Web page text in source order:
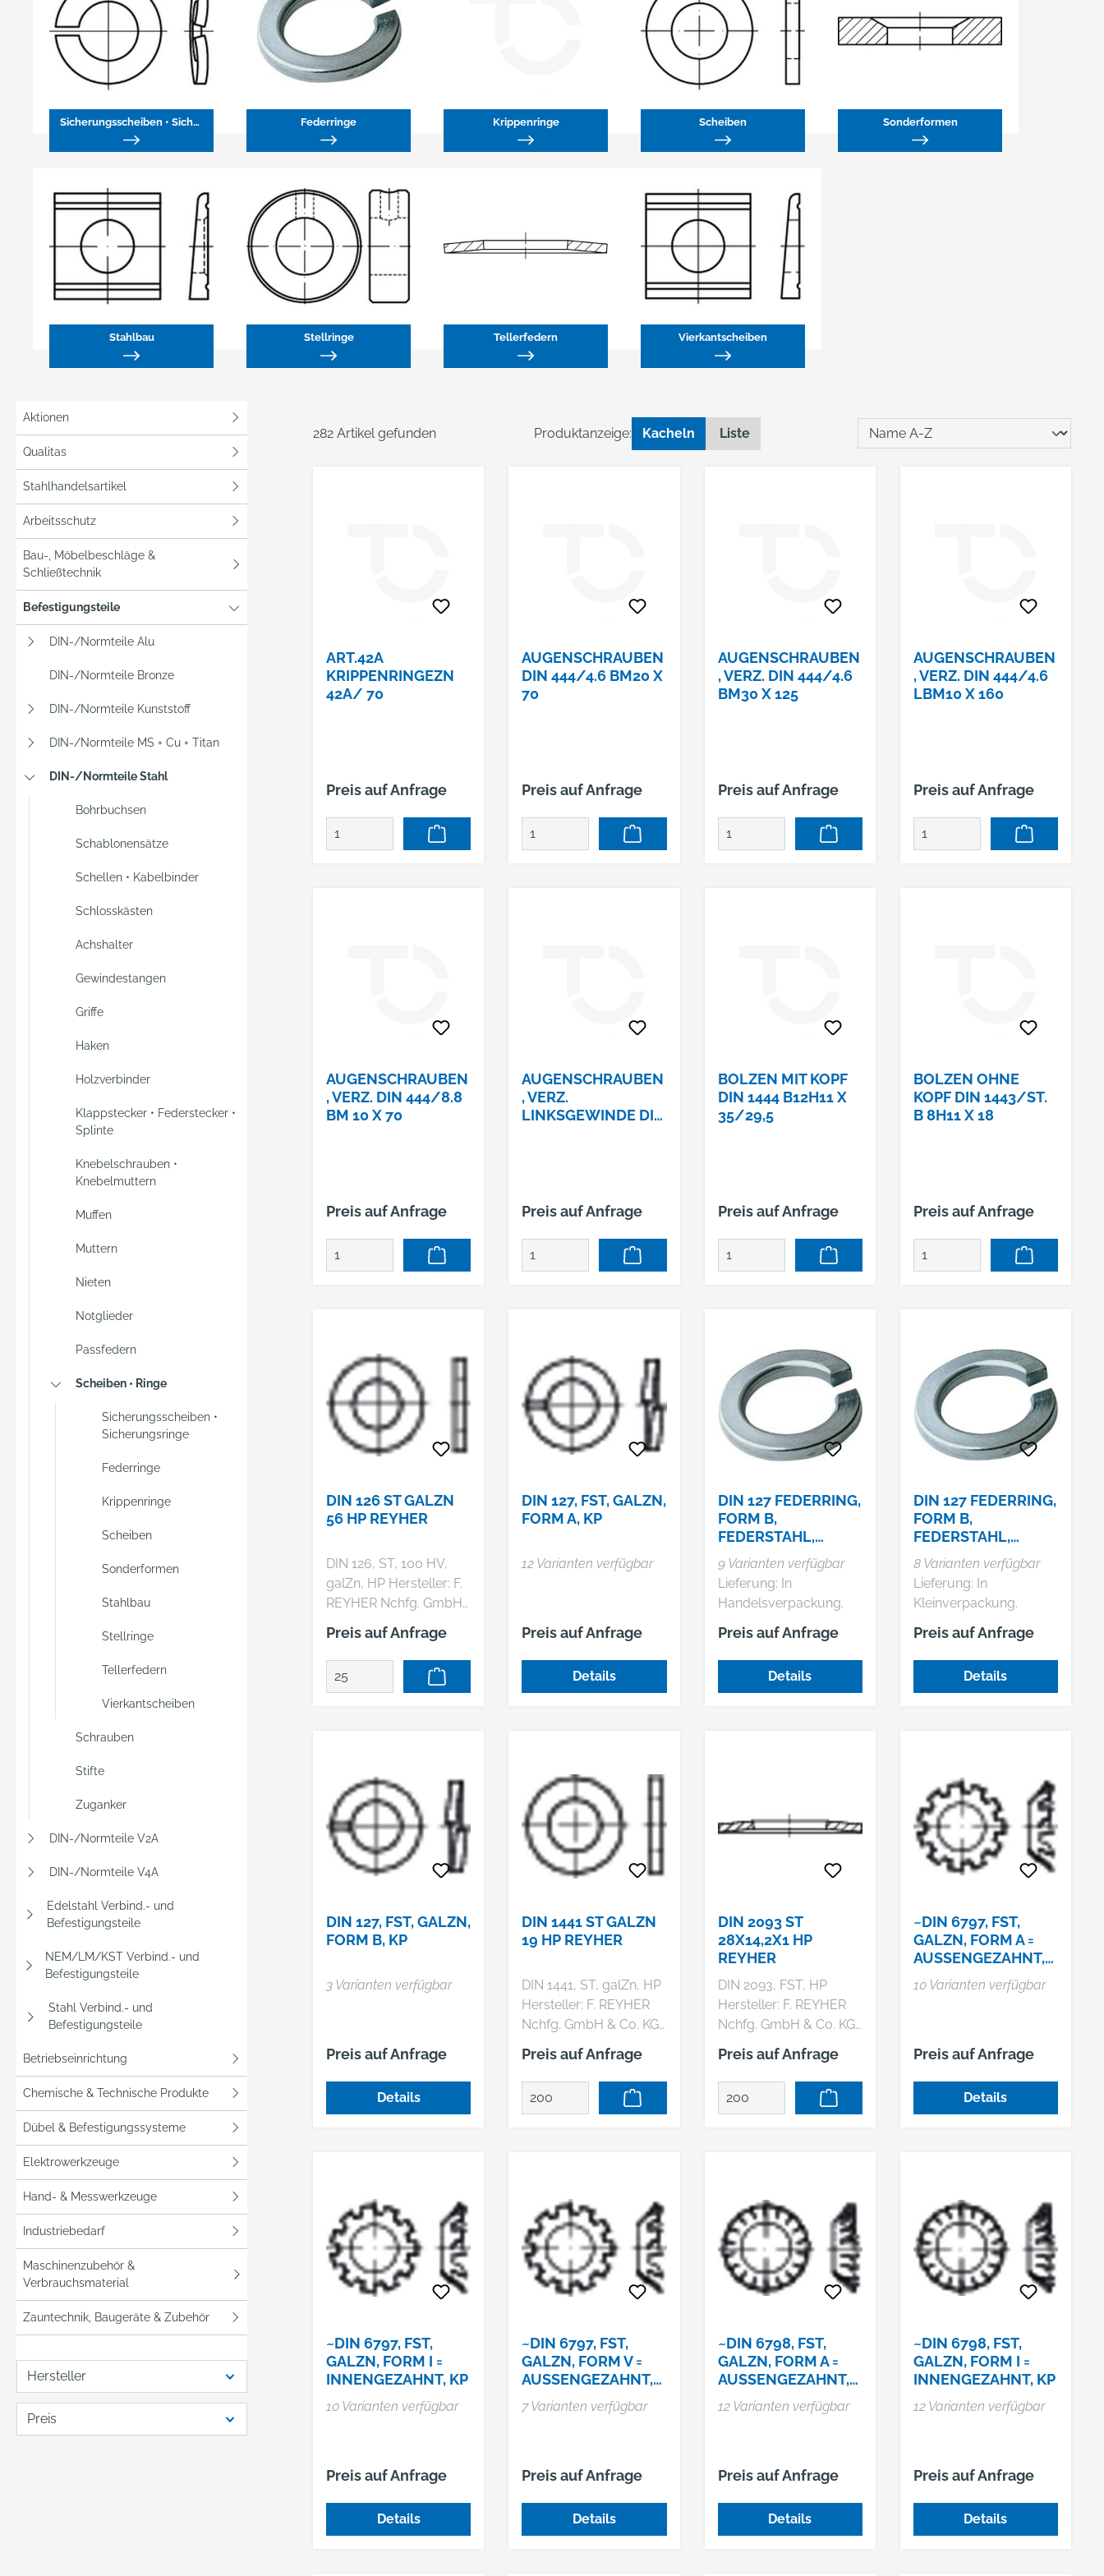
Sicherungsscheiben • Sicherungsringe Federringe Krippenringe Scheiben Sonderformen
Stahlbau Stellringe Tellerfedern Vierkantscheiben
Aktionen
Qualitas
Stahlhandelsartikel
Arbeitsschutz
Bau-, Möbelbeschläge &
Schließtechnik
Befestigungsteile
DIN-/Normteile Alu
DIN-/Normteile Bronze
DIN-/Normteile Kunststoff
DIN-/Normteile MS + Cu + Titan
DIN-/Normteile Stahl
Bohrbuchsen
Schablonensätze
Schellen • Kabelbinder
Schlosskästen
Achshalter
Gewindestangen
Griffe
Haken
Holzverbinder
Klappstecker • Federstecker •
Splinte
Knebelschrauben •
Knebelmuttern
Muffen
Muttern
Nieten
Notglieder
Passfedern
Scheiben • Ringe
Sicherungsscheiben •
Sicherungsringe
Federringe
Krippenringe
Scheiben
Sonderformen
Stahlbau
Stellringe
Tellerfedern
Vierkantscheiben
Schrauben
Stifte
Zuganker
DIN-/Normteile V2A
DIN-/Normteile V4A
Edelstahl Verbind.- und
Befestigungsteile
NEM/LM/KST Verbind.- und
Befestigungsteile
Stahl Verbind.- und
Befestigungsteile
Betriebseinrichtung
Chemische & Technische Produkte
Dübel & Befestigungssysteme
Elektrowerkzeuge
Hand- & Messwerkzeuge
Industriebedarf
Maschinenzubehör &
Verbrauchsmaterial
Zauntechnik, Baugeräte & Zubehör
Hersteller
Preis
282 Artikel gefunden Produktanzeige: Kacheln Liste
ART.42A
KRIPPENRINGEZN
42A/ 70
Preis auf Anfrage
AUGENSCHRAUBEN
DIN 444/4.6 BM20 X
70
Preis auf Anfrage
AUGENSCHRAUBEN
, VERZ. DIN 444/4.6
BM30 X 125
Preis auf Anfrage
AUGENSCHRAUBEN
, VERZ. DIN 444/4.6
LBM10 X 160
Preis auf Anfrage
AUGENSCHRAUBEN
, VERZ. DIN 444/8.8
BM 10 X 70
Preis auf Anfrage
AUGENSCHRAUBEN
, VERZ.
LINKSGEWINDE DIN
Preis auf Anfrage
BOLZEN MIT KOPF
DIN 1444 B12H11 X
35/29,5
Preis auf Anfrage
BOLZEN OHNE
KOPF DIN 1443/ST.
B 8H11 X 18
Preis auf Anfrage
DIN 126 ST GALZN
56 HP REYHER
DIN 126, ST, 100 HV,
galZn, HP Hersteller: F.
REYHER Nchfg. GmbH
22769 Hamburg, DE,
+4940853630,
mail@reyher.de DIN 126
VE=S (25 Stück)
Preis auf Anfrage
DIN 127, FST, GALZN,
FORM A, KP
12 Varianten verfügbar
Preis auf Anfrage
Details
DIN 127 FEDERRING,
FORM B,
FEDERSTAHL,
GALVANISCH
VERZINKT,
HANDELSVERPACK
UNG
9 Varianten verfügbar
Lieferung: In
Handelsverpackung.
Preis auf Anfrage
Details
DIN 127 FEDERRING,
FORM B,
FEDERSTAHL,
GALVANISCH
VERZINKT,
KLEINVERPACKUNG
8 Varianten verfügbar
Lieferung: In
Kleinverpackung.
Preis auf Anfrage
Details
DIN 127, FST, GALZN,
FORM B, KP
3 Varianten verfügbar
Preis auf Anfrage
Details
DIN 1441 ST GALZN
19 HP REYHER
DIN 1441, ST, galZn, HP
Hersteller: F. REYHER
Nchfg. GmbH & Co. KG,
Hamburg, DE,
+4940853630,
mail@reyher.de DIN
30x 4 VE=S (200 Stück)
Preis auf Anfrage
DIN 2093 ST
28X14,2X1 HP
REYHER
DIN 2093, FST, HP
Hersteller: F. REYHER
Nchfg. GmbH & Co. KG,
Hamburg, DE,
+4940853630,
mail@reyher.de DIN
Stück)
Preis auf Anfrage
~DIN 6797, FST,
GALZN, FORM A =
AUSSENGEZAHNT, K
P
10 Varianten verfügbar
Preis auf Anfrage
Details
~DIN 6797, FST,
GALZN, FORM I =
INNENGEZAHNT, KP
10 Varianten verfügbar
Preis auf Anfrage
Details
~DIN 6797, FST,
GALZN, FORM V =
AUSSENGEZAHNT, V
ERSENKT, KP
7 Varianten verfügbar
Preis auf Anfrage
Details
~DIN 6798, FST,
GALZN, FORM A =
AUSSENGEZAHNT, K
P
12 Varianten verfügbar
Preis auf Anfrage
Details
~DIN 6798, FST,
GALZN, FORM I =
INNENGEZAHNT, KP
12 Varianten verfügbar
Preis auf Anfrage
Details